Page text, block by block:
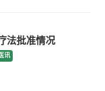
法批准情况
讯